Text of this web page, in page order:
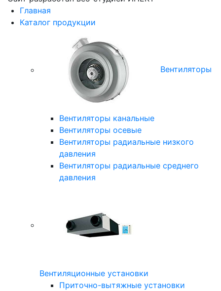
Главная
Каталог продукции
Вентиляторы
Вентиляторы канальные
Вентиляторы осевые
Вентиляторы радиальные низкого
давления
Вентиляторы радиальные среднего
давления
Вентиляционные установки
Приточно-вытяжные установки